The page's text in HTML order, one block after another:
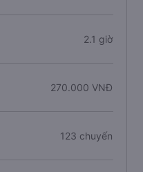
2.1 giờ
270.000 VNĐ
123 chuyến